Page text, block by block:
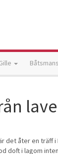
det åter en träff
doft i lagom